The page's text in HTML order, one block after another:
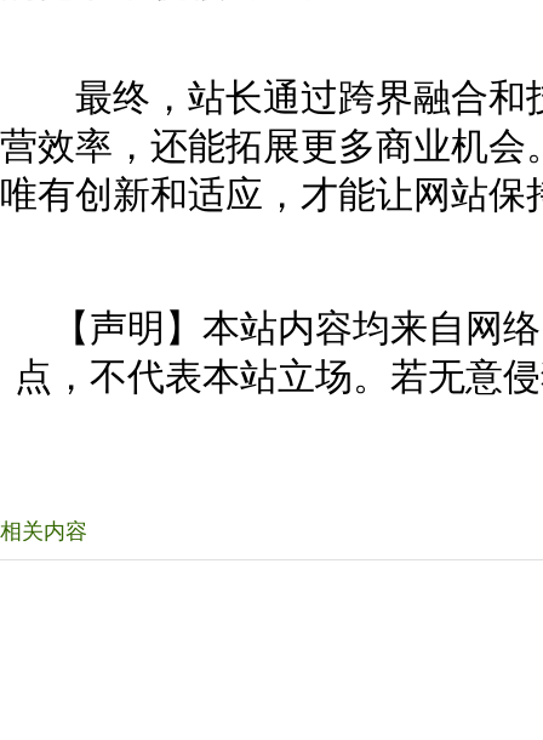
最终，站长通过跨界融合和
营效率，还能拓展更多商业机
唯有创新和适应，才能让网站保
【声明】本站内容均来自网
点，不代表本站立场。若无意
相关内容